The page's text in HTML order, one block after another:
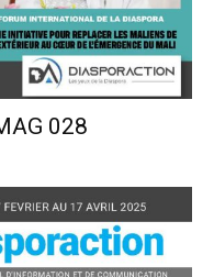
028